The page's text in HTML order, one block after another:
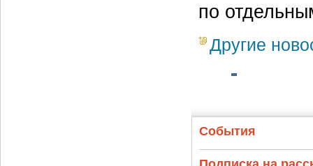
по
Другие
События